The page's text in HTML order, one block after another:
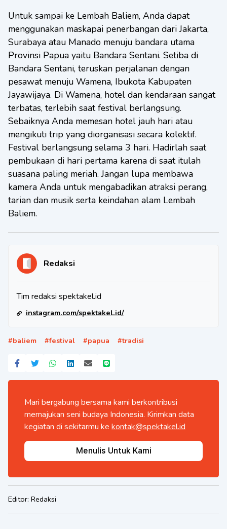
Untuk sampai ke Lembah Baliem, Anda dapat
menggunakan maskapai penerbangan dari Jakarta,
Surabaya atau Manado menuju bandara utama
Provinsi Papua yaitu Bandara Sentani. Setiba di
Bandara Sentani, teruskan perjalanan dengan
pesawat menuju Wamena, Ibukota Kabupaten
Jayawijaya. Di Wamena, hotel dan kendaraan sangat
terbatas, terlebih saat festival berlangsung.
Sebaiknya Anda memesan hotel jauh hari atau
mengikuti trip yang diorganisasi secara kolektif.
Festival berlangsung selama 3 hari. Hadirlah saat
pembukaan di hari pertama karena di saat itulah
suasana paling meriah. Jangan lupa membawa
kamera Anda untuk mengabadikan atraksi perang,
tarian dan musik serta keindahan alam Lembah
Baliem.
Redaksi
Tim redaksi spektakel.id
instagram.com/spektakel.id/
#baliem #festival #papua #tradisi
Mari bergabung bersama kami berkontribusi
memajukan seni budaya Indonesia. Kirimkan data
kegiatan di sekitarmu ke kontak@spektakel.id
Menulis Untuk Kami
Editor: Redaksi